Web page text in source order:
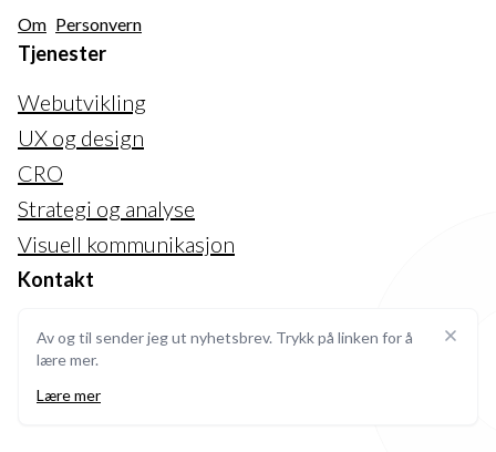
Av og til sender jeg ut nyhetsbrev. Trykk på linken for å
lære mer.
Lære mer
Steng
Om Personvern
Tjenester
Webutvikling
UX og design
CRO
Strategi og analyse
Visuell kommunikasjon
Kontakt
web@digitalgnist.no
+47 95 89 32 38